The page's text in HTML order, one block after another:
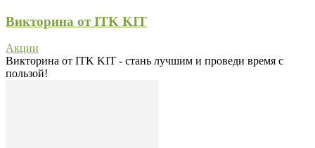
Викторина от ITK KIT
Акции
Викторина от ITK KIT - стань лучшим и проведи время с
пользой!